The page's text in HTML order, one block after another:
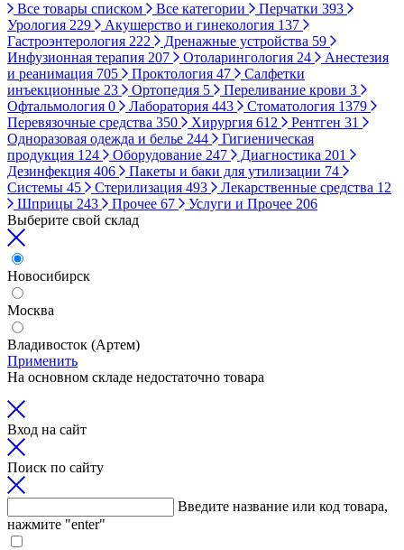
Все товары списком Все категории Перчатки 393
Урология 229 Акушерство и гинекология 137
Гастроэнтерология 222 Дренажные устройства 59
Инфузионная терапия 207 Отоларингология 24
Анестезия
и реанимация 705 Проктология 47
Салфетки
инъекционные 23 Ортопедия 5 Переливание крови 3
Офтальмология 0 Лаборатория 443 Стоматология 1379
Перевязочные средства 350 Хирургия 612 Рентген 31
Одноразовая одежда и белье 244
Гигиеническая
продукция 124 Оборудование 247 Диагностика 201
Дезинфекция 406 Пакеты и баки для утилизации 74
Системы 45 Стерилизация 493 Лекарственные средства 12
Шприцы 243 Прочее 67 Услуги и Прочее 206
Выберите свой склад
Новосибирск
Москва
Владивосток (Артем)
Применить
На основном складе недостаточно товара
Вход на сайт
Поиск по сайту
Введите название или код товара,
нажмите "enter"